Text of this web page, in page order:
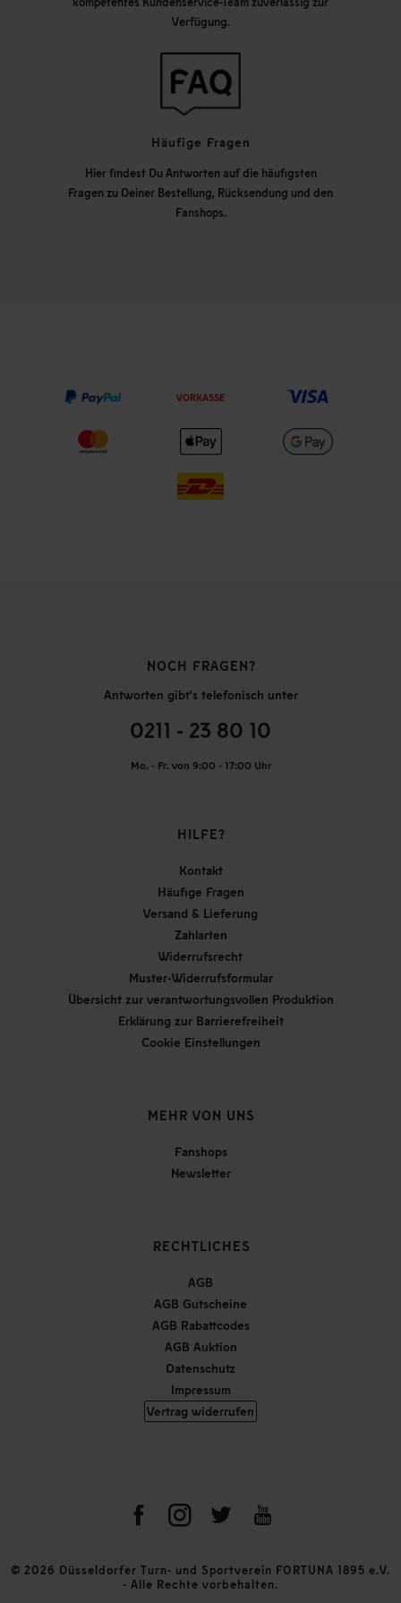
Verfügung.
Häufige Fragen
Hier findest Du Antworten auf die häufigsten
Fragen zu Deiner Bestellung, Rücksendung und den
Fanshops.
VORKASSE
NOCH FRAGEN?
Antworten gibt's telefonisch unter
0211 - 23 80 10
Mo. - Fr. von 9:00 - 17:00 Uhr
HILFE?
Kontakt
Häufige Fragen
Versand & Lieferung
Zahlarten
Widerrufsrecht
Muster-Widerrufsformular
Übersicht zur verantwortungsvollen Produktion
Erklärung zur Barrierefreiheit
Cookie Einstellungen
MEHR VON UNS
Fanshops
Newsletter
RECHTLICHES
AGB
AGB Gutscheine
AGB Rabattcodes
AGB Auktion
Datenschutz
Impressum
Vertrag widerrufen
© 2026 Düsseldorfer Turn- und Sportverein FORTUNA 1895 e.V.
- Alle Rechte vorbehalten.